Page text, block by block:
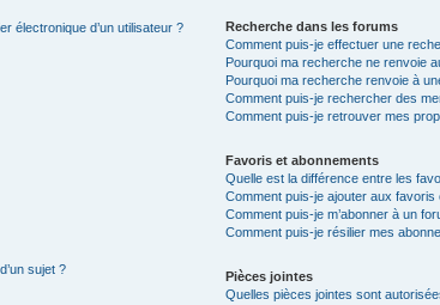
électronique d’un utilisateur ?
sujet ?
Recherche dans les forums
Comment puis-je effectuer une
Pourquoi ma recherche ne renvoie
Pourquoi ma recherche renvoie à
Comment puis-je rechercher des
Comment puis-je retrouver mes
Favoris et abonnements
Quelle est la différence entre les
Comment puis-je ajouter aux favoris
Comment puis-je m’abonner à un
Comment puis-je résilier mes
Pièces jointes
Quelles pièces jointes sont